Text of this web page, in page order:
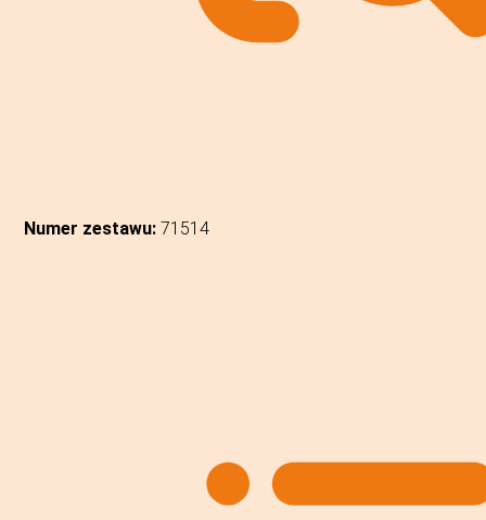
Numer zestawu: 71514